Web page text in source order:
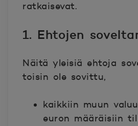
ratkaisevat.
1. Ehtojen
Näitä yleisiä ehtoja
toisin ole sovittu,
kaikkiin muun
euron määräisiin